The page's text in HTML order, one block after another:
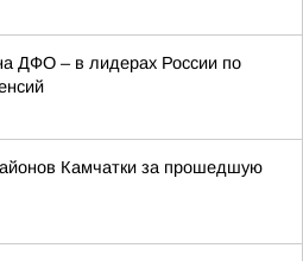
ДФО – в лидерах России по
Камчатки за прошедшую